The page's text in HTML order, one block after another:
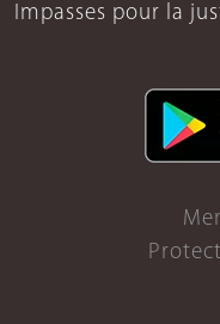
Impasses pour la